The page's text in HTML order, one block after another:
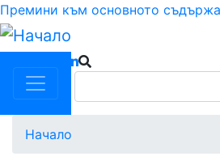
Премини към основното
Начало